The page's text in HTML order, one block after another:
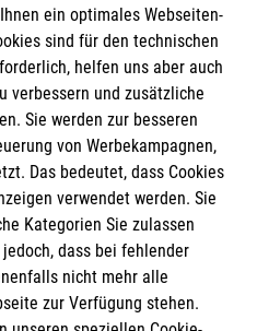
e.V.
2000 12
ein optimales Webseiten-
sind für den technischen
helfen uns aber auch
verbessern und zusätzliche
Sie werden zur besseren
von Werbekampagnen,
Das bedeutet, dass Cookies
verwendet werden. Sie
Kategorien Sie zulassen
dass bei fehlender
nicht mehr alle
zur Verfügung stehen.